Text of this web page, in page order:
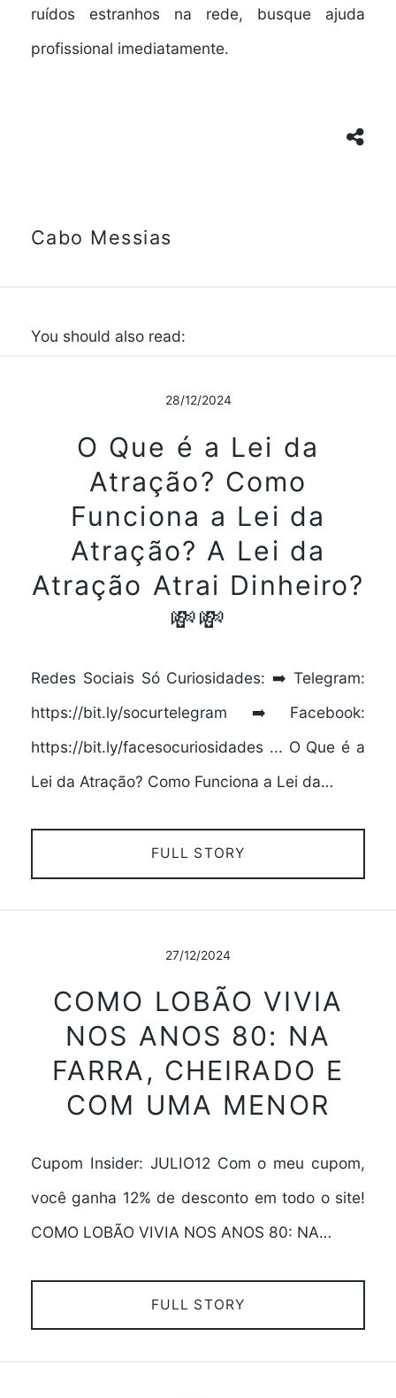
ruídos estranhos na rede, busque ajuda
profissional imediatamente.
Cabo Messias
You should also read:
28/12/2024
O Que é a Lei da
Atração? Como
Funciona a Lei da
Atração? A Lei da
Atração Atrai Dinheiro?
💸💸
Redes Sociais Só Curiosidades: ➡️ Telegram:
https://bit.ly/socurtelegram ➡️ Facebook:
https://bit.ly/facesocuriosidades ... O Que é a
Lei da Atração? Como Funciona a Lei da…
FULL STORY
27/12/2024
COMO LOBÃO VIVIA
NOS ANOS 80: NA
FARRA, CHEIRADO E
COM UMA MENOR
Cupom Insider: JULIO12 Com o meu cupom,
você ganha 12% de desconto em todo o site!
COMO LOBÃO VIVIA NOS ANOS 80: NA…
FULL STORY